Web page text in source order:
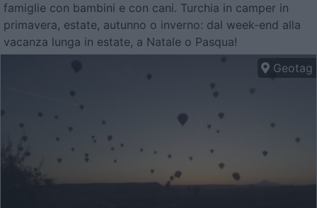
famiglie con bambini e con cani. Turchia in camper in
primavera, estate, autunno o inverno: dal week-end alla
vacanza lunga in estate, a Natale o Pasqua!
Geotag